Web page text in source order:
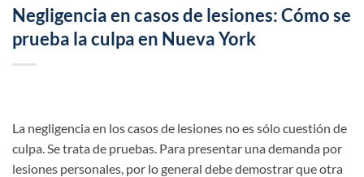
Negligencia en casos de lesiones: Cómo se
prueba la culpa en Nueva York
La negligencia en los casos de lesiones no es sólo cuestión de
culpa. Se trata de pruebas. Para presentar una demanda por
lesiones personales, por lo general debe demostrar que otra